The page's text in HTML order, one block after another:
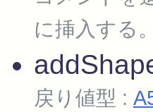
に挿入する。
戻り値型 :